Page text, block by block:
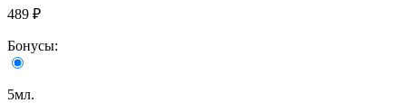
489 ₽
Бонусы:
5мл.